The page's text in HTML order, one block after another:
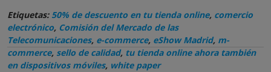
Etiquetas: 50% de descuento en tu tienda online, comercio
electrónico, Comisión del Mercado de las
Telecomunicaciones, e-commerce, eShow Madrid, m-
commerce, sello de calidad, tu tienda online ahora también
en dispositivos móviles, white paper